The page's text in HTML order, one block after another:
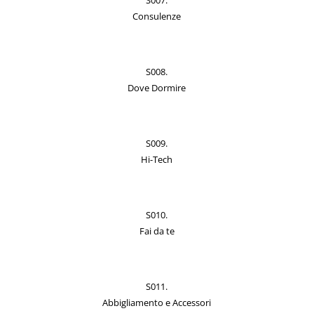
Consulenze
S008.
Dove Dormire
S009.
Hi-Tech
S010.
Fai da te
S011.
Abbigliamento e Accessori